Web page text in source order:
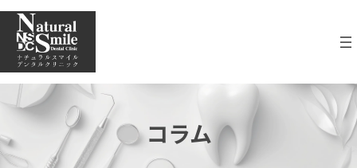
ツ
へ
ッ
プ
シ
ョ
移
動
コラム